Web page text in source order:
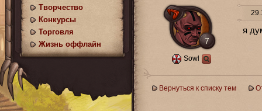
7
Sowl
я
Вернуться к списку тем
Творчество
Конкурсы
Торговля
Жизнь оффлайн